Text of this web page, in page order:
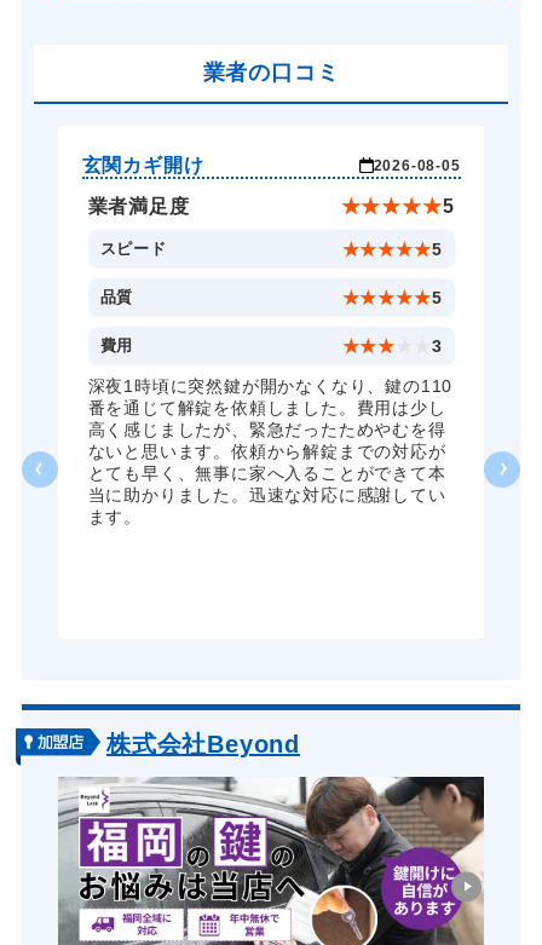
ドアノブカギ開け 10,780円～(税込)
ドアノブカギ交換 11,000円～(税込)
業者の口コミ
玄関カギ開け 2026-08-05
業者満足度 ★★★★★5
スピード ★★★★★5
品質 ★★★★★5
費用 ★★★ 3
深夜1時頃に突然鍵が開かなくなり、鍵の110
番を通じて解錠を依頼しました。費用は少し
高く感じましたが、緊急だったためやむを得
ないと思います。依頼から解錠までの対応が
とても早く、無事に家へ入ることができて本
当に助かりました。迅速な対応に感謝してい
ます。
株式会社Beyond